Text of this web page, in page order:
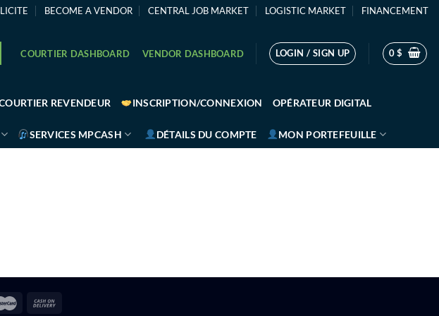
BECOME A VENDOR CENTRAL JOB MARKET LOGISTIC MARKET FINANCEMENT
COURTIER DASHBOARD VENDOR DASHBOARD LOGIN / SIGN UP 0$
REVENDEUR INSCRIPTION/CONNEXION OPÉRATEUR DIGITAL
SERVICES MPCASH DÉTAILS DU COMPTE MON PORTEFEUILLE